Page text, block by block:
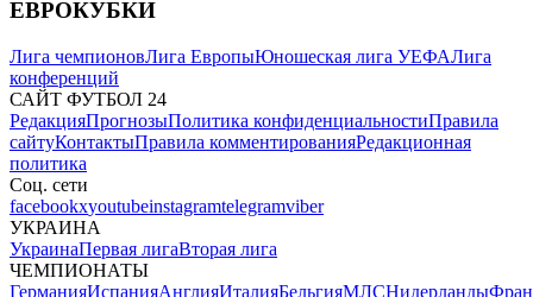
ЕВРОКУБКИ
Лига чемпионовЛига ЕвропыЮношеская лига УЕФАЛига
конференций
САЙТ ФУТБОЛ 24
РедакцияПрогнозыПолитика конфиденциальностиПравила
сайтуКонтактыПравила комментированияРедакционная
политика
Соц. сети
facebookxyoutubeinstagramtelegramviber
УКРАИНА
УкраинаПервая лигаВторая лига
ЧЕМПИОНАТЫ
ГерманияИспанияАнглияИталияБельгияМЛСНидерланды